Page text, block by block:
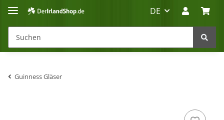
DE
Guinness Gläser